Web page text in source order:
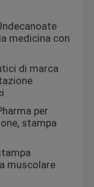
medicina con
di marca
per
stampa
muscolare